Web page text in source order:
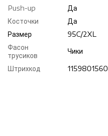
Push-up
Да
Косточки
Да
Размер
95C/2XL
Фасон
трусиков
Чики
Штрихкод 1159801560